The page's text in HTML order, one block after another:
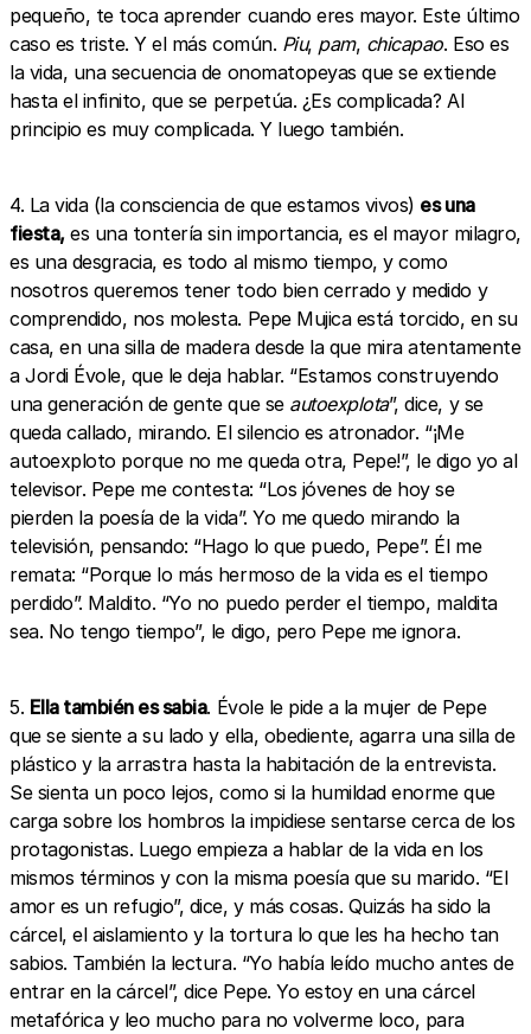
pequeño, te toca aprender cuando eres mayor. Este último
caso es triste. Y el más común. Piu, pam, chicapao. Eso es
la vida, una secuencia de onomatopeyas que se extiende
hasta el infinito, que se perpetúa. ¿Es complicada? Al
principio es muy complicada. Y luego también.
4. La vida (la consciencia de que estamos vivos) es una
fiesta,es una tontería sin importancia, es el mayor milagro,
es una desgracia, es todo al mismo tiempo, y como
nosotros queremos tener todo bien cerrado y medido y
comprendido, nos molesta. Pepe Mujica está torcido, en su
casa, en una silla de madera desde la que mira atentamente
a Jordi Évole, que le deja hablar. “Estamos construyendo
una generación de gente que se autoexplota”, dice, y se
queda callado, mirando. El silencio es atronador. “¡Me
autoexploto porque no me queda otra, Pepe!”, le digo yo al
televisor. Pepe me contesta: “Los jóvenes de hoy se
pierden la poesía de la vida”. Yo me quedo mirando la
televisión, pensando: “Hago lo que puedo, Pepe”. Él me
remata: “Porque lo más hermoso de la vida es el tiempo
perdido”. Maldito. “Yo no puedo perder el tiempo, maldita
sea. No tengo tiempo”, le digo, pero Pepe me ignora.
5. Ella también es sabia. Évole le pide a la mujer de Pepe
que se siente a su lado y ella, obediente, agarra una silla de
plástico y la arrastra hasta la habitación de la entrevista.
Se sienta un poco lejos, como si la humildad enorme que
carga sobre los hombros la impidiese sentarse cerca de los
protagonistas. Luego empieza a hablar de la vida en los
mismos términos y con la misma poesía que su marido. “El
amor es un refugio”, dice, y más cosas. Quizás ha sido la
cárcel, el aislamiento y la tortura lo que les ha hecho tan
sabios. También la lectura. “Yo había leído mucho antes de
entrar en la cárcel”, dice Pepe. Yo estoy en una cárcel
metafórica y leo mucho para no volverme loco, para